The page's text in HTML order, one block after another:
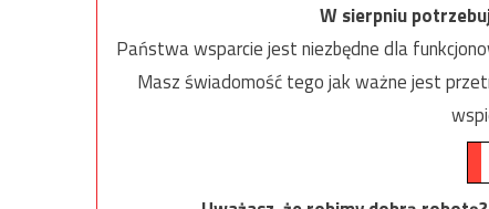
W sierpniu
Państwa wsparcie jest niezbędne dla
Masz świadomość tego jak ważne jest